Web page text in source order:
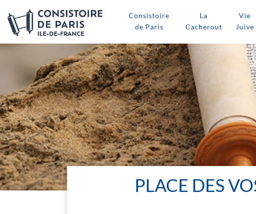
Consistoire
de Paris
La
Cacherout
Vie
Juive
PLACE DES